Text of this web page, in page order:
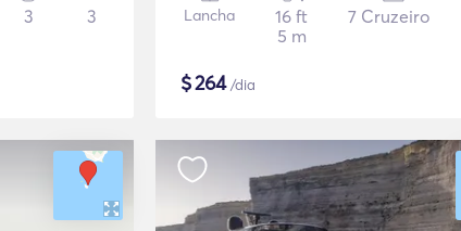
3 3 Lancha
16 ft
5 m
7 Cruzeiro
$264/dia